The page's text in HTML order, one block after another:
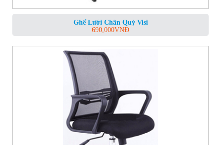
Ghế Lưới Chân Quỳ Visi
690,000VNĐ